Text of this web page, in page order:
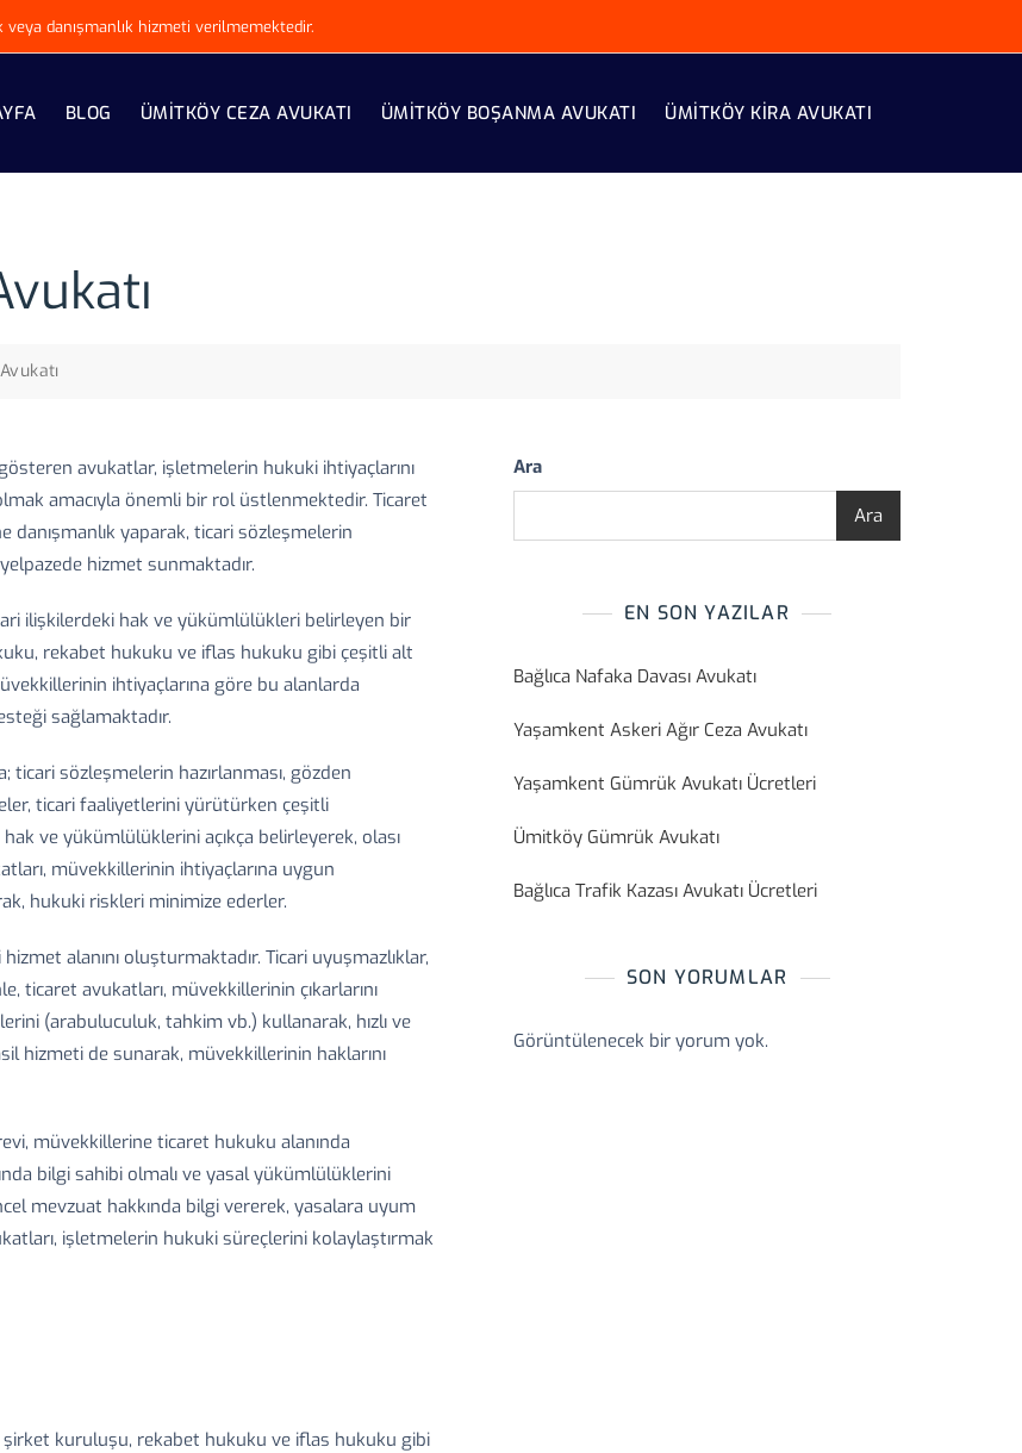
danışmanlık hizmeti verilmemektedir.
BLOG ÜMITKÖY CEZA AVUKATI ÜMITKÖY BOŞANMA AVUKATI ÜMITKÖY KIRA AVUKATI
avukatlar, işletmelerin hukuki ihtiyaçlarını
amacıyla önemli bir rol üstlenmektedir. Ticaret
yaparak, ticari sözleşmelerin
hizmet sunmaktadır.
ilişkilerdeki hak ve yükümlülükleri belirleyen bir
rekabet hukuku ve iflas hukuku gibi çeşitli alt
ihtiyaçlarına göre bu alanlarda
sağlamaktadır.
ticari sözleşmelerin hazırlanması, gözden
ticari faaliyetlerini yürütürken çeşitli
ve yükümlülüklerini açıkça belirleyerek, olası
müvekkillerinin ihtiyaçlarına uygun
hukuki riskleri minimize ederler.
alanını oluşturmaktadır. Ticari uyuşmazlıklar,
ticaret avukatları, müvekkillerinin çıkarlarını
(arabuluculuk, tahkim vb.) kullanarak, hızlı ve
hizmeti de sunarak, müvekkillerinin haklarını
müvekkillerine ticaret hukuku alanında
bilgi sahibi olmalı ve yasal yükümlülüklerini
mevzuat hakkında bilgi vererek, yasalara uyum
işletmelerin hukuki süreçlerini kolaylaştırmak
şirket kuruluşu, rekabet hukuku ve iflas hukuku gibi
Ara
Ara
EN SON YAZILAR
Bağlıca Nafaka Davası Avukatı
Yaşamkent Askeri Ağır Ceza Avukatı
Yaşamkent Gümrük Avukatı Ücretleri
Ümitköy Gümrük Avukatı
Bağlıca Trafik Kazası Avukatı Ücretleri
SON YORUMLAR
Görüntülenecek bir yorum yok.